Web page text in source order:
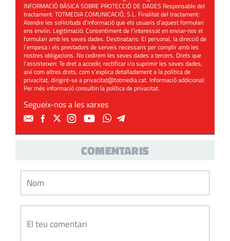
INFORMACIÓ BÀSICA SOBRE PROTECCIÓ DE DADES Responsable del
tractament: TOTMEDIA COMUNICACIÓ, S.L. Finalitat del tractament:
Atendre les sol·licituds d’informació que els usuaris d’aquest formulari
ens enviïn. Legitimació: Consentiment de l’interessat en enviar-nos el
formulari amb les seves dades. Destinataris: El personal, la direcció de
l’empesa i els prestadors de serveis necessaris per complir amb les
nostres obligacions. No cedirem les seves dades a tercers. Drets que
l’assisteixen: Te dret a accedir, rectificar i/o suprimir les seves dades,
així com altres drets, com s’explica detalladament a la política de
privacitat, dirigint-se aprivacitat@totmedia.cat. Informació addicional:
Per més informació consultin lapolítica de privacitat.
Segueix-nos a les xarxes
COMENTARIS